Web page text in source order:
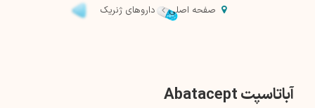
صفحه اصلی داروهای ژنریک
آباتاسپت Abatacept